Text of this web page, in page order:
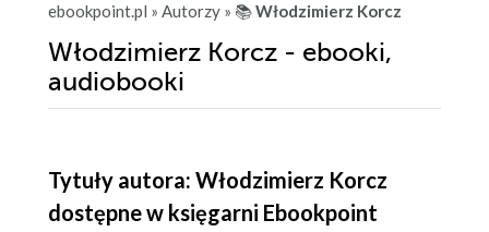
ebookpoint.pl » Autorzy » 📚Włodzimierz Korcz
Włodzimierz Korcz - ebooki,
audiobooki
Tytuły autora: Włodzimierz Korcz
dostępne w księgarni Ebookpoint